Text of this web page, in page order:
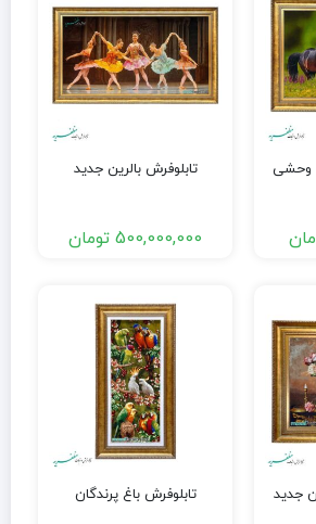
وحشی تابلوفرش بالرین جدید
500,000,000 تومان
جدید تابلوفرش باغ پرندگان